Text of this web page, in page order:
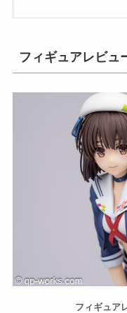
フィギュアレビュ
フィギュア